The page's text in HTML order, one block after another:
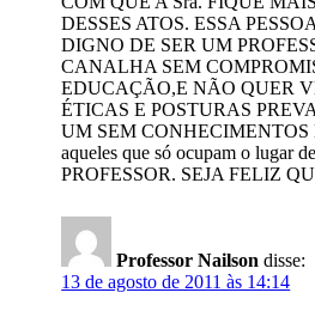
DESSES ATOS. ESSA
DIGNO DE SER UM
CANALHA SEM
EDUCAÇÃO,E NÃO QUER
ÉTICAS E POSTURAS
UM SEM
aqueles que só ocupam o lugar
PROFESSOR. SEJA FELIZ
Professor Nailson disse:
13 de agosto de 2011 às 14:14